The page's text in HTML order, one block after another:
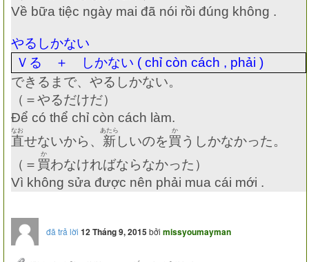
Về bữa tiệc ngày mai đã nói rồi đúng không .
やるしかない
Ｖる ＋ しかない ( chỉ còn cách , phải )
できるまで、やるしかない。
（＝やるだけだ）
Để có thể chỉ còn cách làm.
直
なお
せないから、 新
あたら
しいのを買
か
うしかなかった。
（＝ 買
か
わなければならなかった）
Vì không sửa được nên phải mua cái mới .
đã trả lời 12 Tháng 9, 2015bởi missyoumayman